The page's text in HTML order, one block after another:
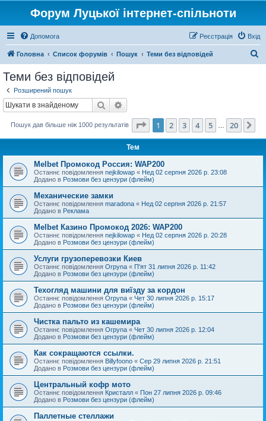
Форум Луцької інтернет-спільноти
Допомога Вхід
Реєстрація
Головна Список форумів Пошук Теми без відповідей
Теми без відповідей
Розширений пошук
Пошук
Пошук дав більше ніж 1000 результатів Сторінка 1 20
1 2 3 4 5 20
Тем
Melbet Промокод Россия: WAP200
Останнє повідомлення nejkilowap « Нед 02 серпня 2026 р. 23:08
Додано в Розмови без цензури (флейм)
Механические замки
Останнє повідомлення maradona « Нед 02 серпня 2026 р. 21:57
Додано в Реклама
Melbet Казино Промокод 2026: WAP200
Останнє повідомлення nejkilowap « Нед 02 серпня 2026 р. 20:28
Додано в Розмови без цензури (флейм)
Услуги грузоперевозки Киев
Останнє повідомлення Orpyna « П'ят 31 липня 2026 р. 11:42
Додано в Розмови без цензури (флейм)
Техогляд машини для виїзду за кордон
Останнє повідомлення Orpyna « Чет 30 липня 2026 р. 15:17
Додано в Розмови без цензури (флейм)
Чистка пальто из кашемира
Останнє повідомлення Orpyna « Чет 30 липня 2026 р. 12:04
Додано в Розмови без цензури (флейм)
Как сокращаются ссылки.
Останнє повідомлення Billyfoono « Сер 29 липня 2026 р. 21:51
Додано в Розмови без цензури (флейм)
Центральный кофр мото
Останнє повідомлення Кристалл « Пон 27 липня 2026 р. 09:46
Додано в Розмови без цензури (флейм)
Паллетные стеллажи